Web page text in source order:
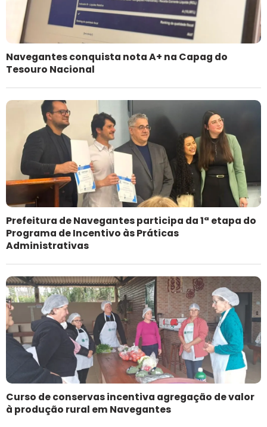
Navegantes conquista nota A+ na Capag do
Tesouro Nacional
Prefeitura de Navegantes participa da 1ª etapa do
Programa de Incentivo às Práticas
Administrativas
Curso de conservas incentiva agregação de valor
à produção rural em Navegantes